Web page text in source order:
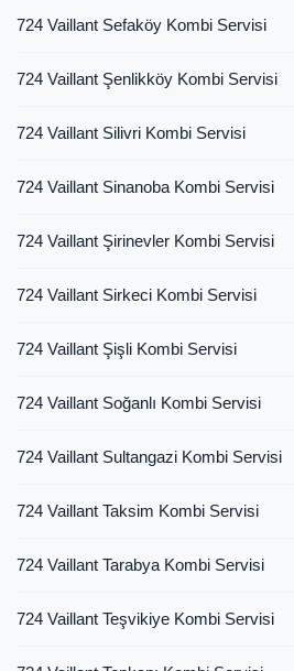
724 Vaillant Sefaköy Kombi Servisi
724 Vaillant Şenlikköy Kombi Servisi
724 Vaillant Silivri Kombi Servisi
724 Vaillant Sinanoba Kombi Servisi
724 Vaillant Şirinevler Kombi Servisi
724 Vaillant Sirkeci Kombi Servisi
724 Vaillant Şişli Kombi Servisi
724 Vaillant Soğanlı Kombi Servisi
724 Vaillant Sultangazi Kombi Servisi
724 Vaillant Taksim Kombi Servisi
724 Vaillant Tarabya Kombi Servisi
724 Vaillant Teşvikiye Kombi Servisi